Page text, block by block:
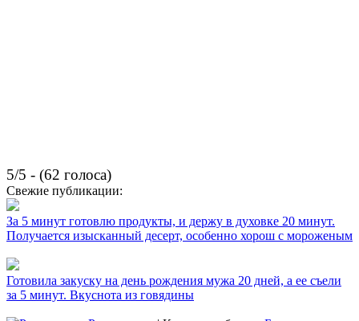
5/5 - (62 голоса)
Свежие публикации:
За 5 минут готовлю продукты, и держу в духовке 20 минут.
Получается изысканный десерт, особенно хорош с мороженым
Готовила закуску на день рождения мужа 20 дней, а ее съели
за 5 минут. Вкуснота из говядины